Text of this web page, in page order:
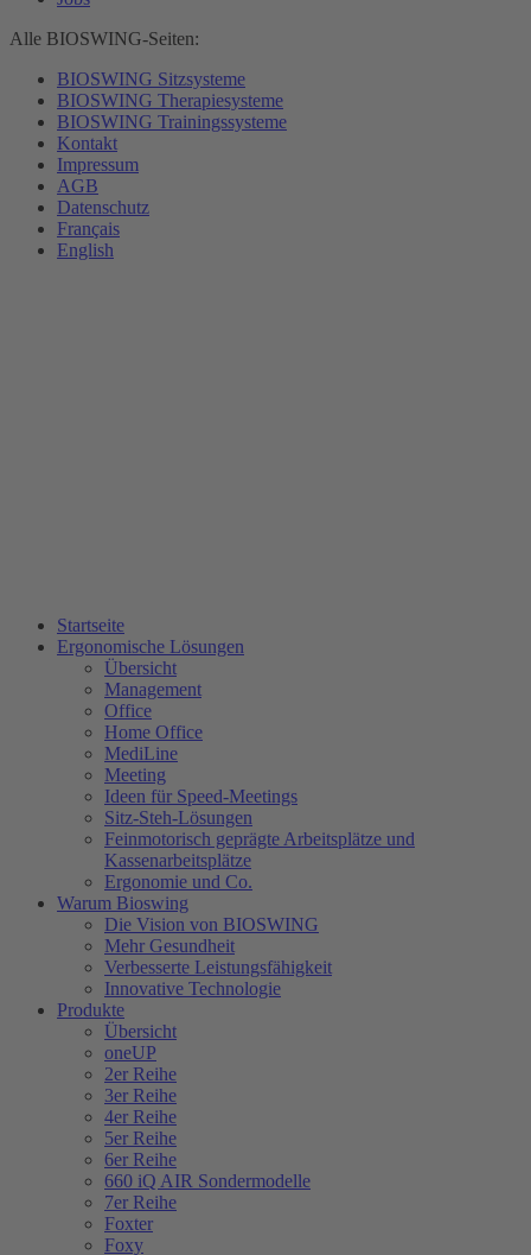
Alle BIOSWING-Seiten:
BIOSWING Sitzsysteme
BIOSWING Therapiesysteme
BIOSWING Trainingssysteme
Kontakt
Impressum
AGB
Datenschutz
Français
English
Startseite
Ergonomische Lösungen
Übersicht
Management
Office
Home Office
MediLine
Meeting
Ideen für Speed-Meetings
Sitz-Steh-Lösungen
Feinmotorisch geprägte Arbeitsplätze und
Kassenarbeitsplätze
Ergonomie und Co.
Warum Bioswing
Die Vision von BIOSWING
Mehr Gesundheit
Verbesserte Leistungsfähigkeit
Innovative Technologie
Produkte
Übersicht
oneUP
2er Reihe
3er Reihe
4er Reihe
5er Reihe
6er Reihe
660 iQ AIR Sondermodelle
7er Reihe
Foxter
Foxy